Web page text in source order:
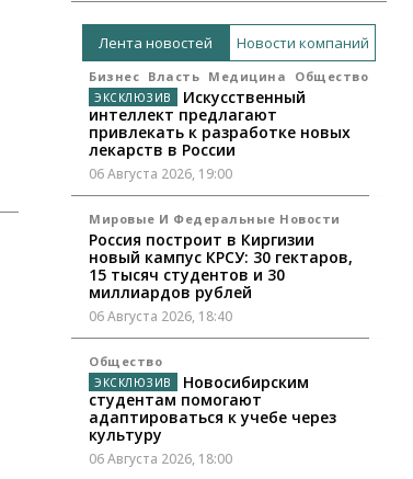
Лента новостей Новости компаний
Бизнес Власть Медицина Общество
Искусственный
интеллект предлагают
привлекать к разработке новых
лекарств в России
06 Августа 2026, 19:00
Мировые И Федеральные Новости
Россия построит в Киргизии
новый кампус КРСУ: 30 гектаров,
15 тысяч студентов и 30
миллиардов рублей
06 Августа 2026, 18:40
Общество
Новосибирским
студентам помогают
адаптироваться к учебе через
культуру
06 Августа 2026, 18:00